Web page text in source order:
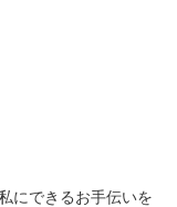
にできるお手伝いを